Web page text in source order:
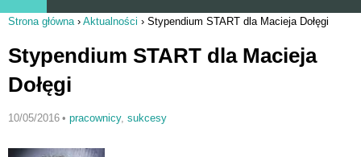
Strona główna› Aktualności › Stypendium START dla Macieja Dołęgi
Stypendium START dla Macieja
Dołęgi
10/05/2016 • pracownicy, sukcesy